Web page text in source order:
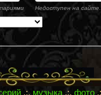
Недоступен на сайте.
.:. музыка .:. фото